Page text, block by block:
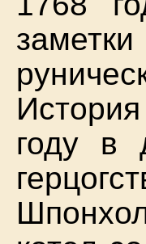
году в